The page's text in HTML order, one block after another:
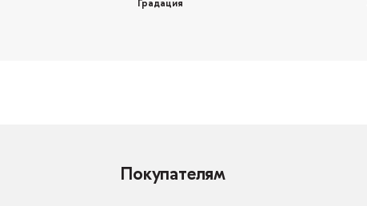
Градация
Покупателям